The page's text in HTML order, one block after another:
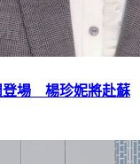
登場 楊珍妮將赴蘇